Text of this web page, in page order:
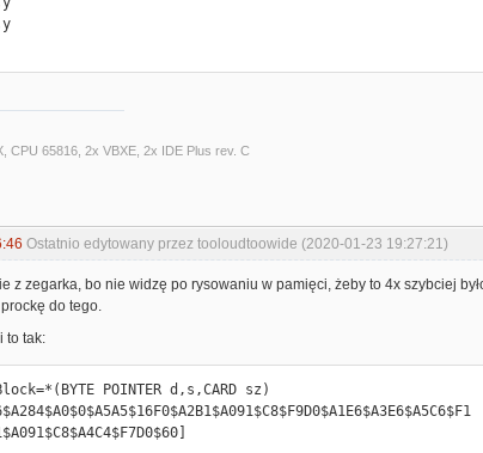
1
(.word ptr1, ptr2, ptr3) .var
CPU 65816, 2x VBXE, 2x IDE Plus rev. C
Ostatnio edytowany przez tooloudtoowide (2020-01-23 19:27:21)
z zegarka, bo nie widzę po rysowaniu w pamięci, żeby to 4x szybciej
prockę do tego.
to tak: